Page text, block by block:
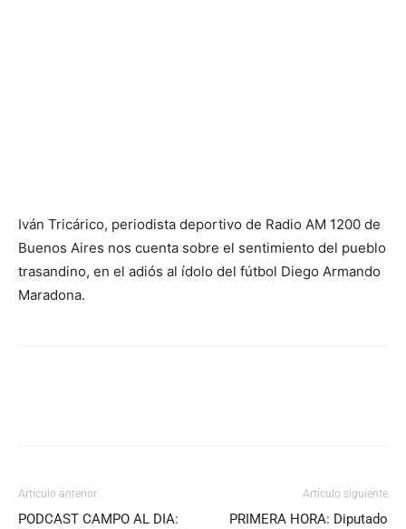
Iván Tricárico, periodista deportivo de Radio AM 1200 de
Buenos Aires nos cuenta sobre el sentimiento del pueblo
trasandino, en el adiós al ídolo del fútbol Diego Armando
Maradona.
Artículo anterior
PODCAST CAMPO AL DIA:
Artículo siguiente
PRIMERA HORA: Diputado